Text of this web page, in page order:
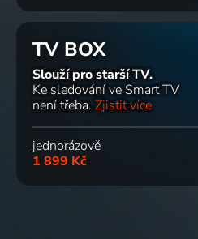
TV BOX
Slouží pro starší TV.
Ke sledování ve Smart TV
není třeba. Zjistit více
jednorázově
1 899 Kč